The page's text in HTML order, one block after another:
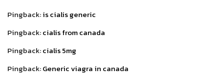
Pingback:is cialis generic
Pingback:cialis from canada
Pingback:cialis 5mg
Pingback:Generic viagra in canada